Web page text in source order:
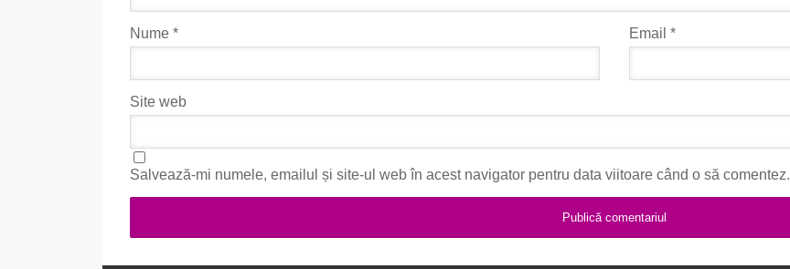
Nume * Email *
Site web
Salvează-mi numele, emailul și site-ul web în acest navigator pentru data viitoare când o să comentez.